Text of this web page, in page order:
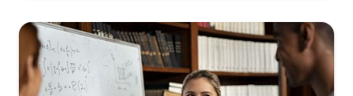
spécialité ne se limite pas à bricoler ou à
démonter des machines : elle demande de la
logique, de la rigueur et une approche
méthodique des sciences appliquées.